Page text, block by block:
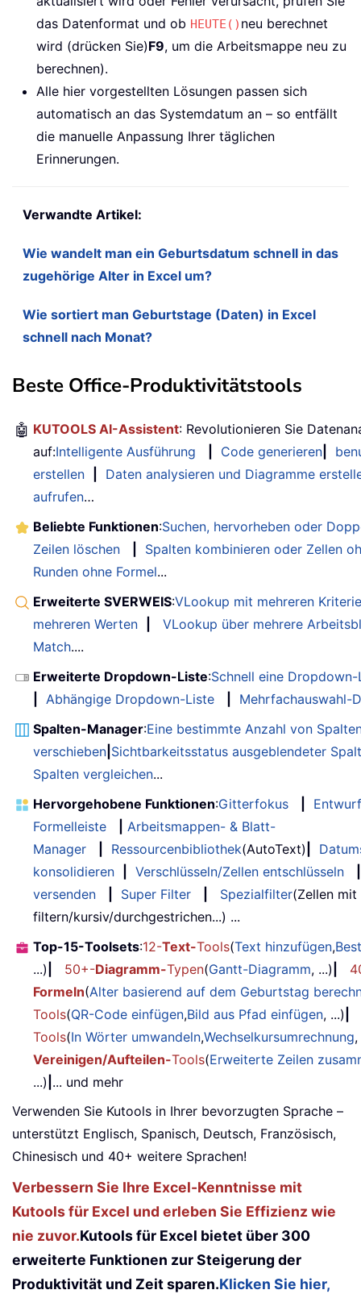
das Datenformat und ob HEUTE() neu berechnet
wird (drücken Sie)F9, um die Arbeitsmappe neu zu
berechnen).
Alle hier vorgestellten Lösungen passen sich
automatisch an das Systemdatum an – so entfällt
die manuelle Anpassung Ihrer täglichen
Erinnerungen.
Verwandte Artikel:
Wie wandelt man ein Geburtsdatum schnell in das
zugehörige Alter in Excel um?
Wie sortiert man Geburtstage (Daten) in Excel
schnell nach Monat?
Beste Office-Produktivitätstools
🤖 KUTOOLS AI-Assistent: Revolutionieren Sie
auf:Intelligente Ausführung Code generieren
erstellen
Daten analysieren und Diagramme
aufrufen…
Beliebte Funktionen:Suchen, hervorheben oder
Zeilen löschen
Spalten kombinieren oder Zellen
Runden ohne Formel...
Erweiterte SVERWEIS:VLookup mit mehreren
mehreren Werten
VLookup über mehrere
Match....
Erweiterte Dropdown-Liste:Schnell eine
Abhängige Dropdown-Liste
Mehrfachauswahl-
Spalten-Manager:Eine bestimmte Anzahl von
verschieben Sichtbarkeitsstatus ausgeblendeter
Spalten vergleichen...
Hervorgehobene Funktionen:Gitterfokus
Entwurf
Formelleiste
Arbeitsmappen- & Blatt-
Manager
Ressourcenbibliothek(AutoText)
konsolidieren
Verschlüsseln/Zellen entschlüsseln
versenden
Super Filter Spezialfilter(Zellen
filtern/kursiv/durchgestrichen...) ...
Top-15-Toolsets:12-Text-Tools(Text hinzufügen,
...)
50+-Diagramm-Typen(Gantt-Diagramm, ...)
Formeln(Alter basierend auf dem Geburtstag
Tools(QR-Code einfügen,Bild aus Pfad einfügen, ...)
Tools(In Wörter umwandeln,Wechselkursumrechnung
Vereinigen/Aufteilen-Tools(Erweiterte Zeilen
...) ... und mehr
Verwenden Sie Kutools in Ihrer bevorzugten Sprache –
unterstützt Englisch, Spanisch, Deutsch, Französisch,
Chinesisch und 40+ weitere Sprachen!
Verbessern Sie Ihre Excel-Kenntnisse mit
Kutools für Excel und erleben Sie Effizienz wie
nie zuvor.Kutools für Excel bietet über 300
erweiterte Funktionen zur Steigerung der
Produktivität und Zeit sparen.Klicken Sie hier,